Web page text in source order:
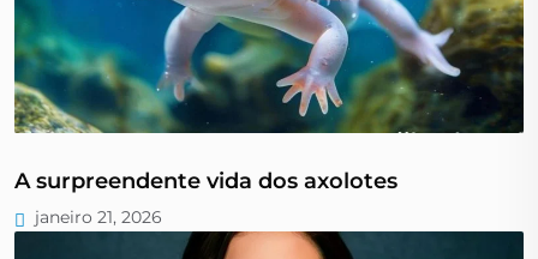
A surpreendente vida dos axolotes
janeiro 21, 2026